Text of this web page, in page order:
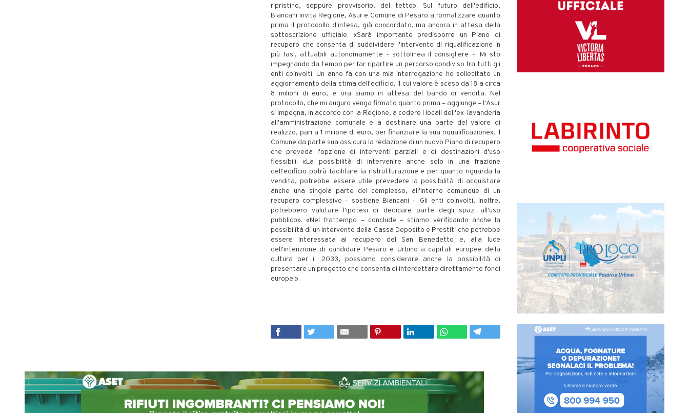
ripristino, seppure provvisorio, del tetto». Sul futuro dell'edificio,
Biancani invita Regione, Asur e Comune di Pesaro a formalizzare quanto
prima il protocollo d'intesa, già concordato, ma ancora in attesa della
sottoscrizione ufficiale. «Sarà importante predisporre un Piano di
recupero che consenta di suddividere l'intervento di riqualificazione in
più fasi, attuabili autonomamente - sottolinea il consigliere -. Mi sto
impegnando da tempo per far ripartire un percorso condiviso tra tutti gli
enti coinvolti. Un anno fa con una mia interrogazione ho sollecitato un
aggiornamento della stima dell'edificio, il cui valore è sceso da 18 a circa
8 milioni di euro, e ora siamo in attesa del bando di vendita. Nel
protocollo, che mi auguro venga firmato quanto prima – aggiunge – l'Asur
si impegna, in accordo con la Regione, a cedere i locali dell'ex-lavanderia
all'amministrazione comunale e a destinare una parte del valore di
realizzo, pari a 1 milione di euro, per finanziare la sua riqualificazione». Il
Comune da parte sua assicura la redazione di un nuovo Piano di recupero
che preveda l'opzione di interventi parziali e di destinazioni d'uso
flessibili. «La possibilità di intervenire anche solo in una frazione
dell'edificio potrà facilitare la ristrutturazione e per quanto riguarda la
vendita, potrebbe essere utile prevedere la possibilità di acquistare
anche una singola parte del complesso, all'interno comunque di un
recupero complessivo - sostiene Biancani -. Gli enti coinvolti, inoltre,
potrebbero valutare l'ipotesi di dedicare parte degli spazi all'uso
pubblico». «Nel frattempo – conclude – stiamo verificando anche la
possibilità di un intervento della Cassa Deposito e Prestiti che potrebbe
essere interessata al recupero del San Benedetto e, alla luce
dell'intenzione di candidare Pesaro e Urbino a capitali europee della
cultura per il 2033, possiamo considerare anche la possibilità di
presentare un progetto che consenta di intercettare direttamente fondi
europei».